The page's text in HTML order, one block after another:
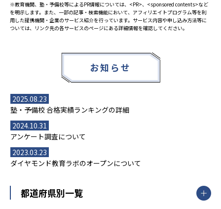
※教育機関、塾・予備校等によるPR情報については、<PR>、<sponsored contents>など
を明示します。また、一部の記事・検索機能において、アフィリエイトプログラム等を利
用した提携機関・企業のサービス紹介を行っています。サービス内容や申し込み方法等に
ついては、リンク先の各サービスのページにある詳細情報を確認してください。
お知らせ
2025.08.23
塾・予備校 合格実績ランキングの詳細
2024.10.31
アンケート調査について
2023.03.23
ダイヤモンド教育ラボのオープンについて
都道府県別一覧